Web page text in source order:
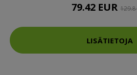
79.42 EUR 129.8
LISÄTIETOJA